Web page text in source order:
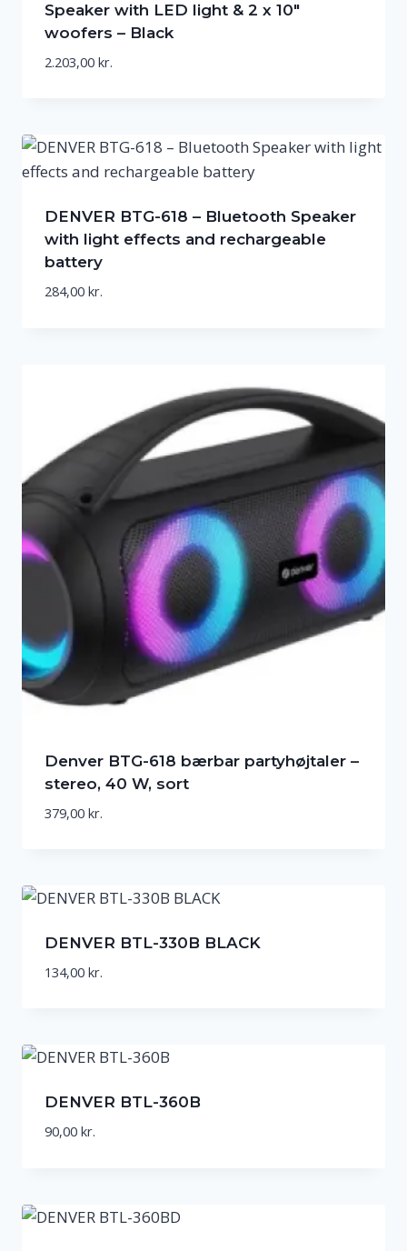
Speaker with LED light & 2 x 10″
woofers – Black
2.203,00 kr.
DENVER BTG-618 – Bluetooth Speaker
with light effects and rechargeable
battery
284,00 kr.
Denver BTG-618 bærbar partyhøjtaler –
stereo, 40 W, sort
379,00 kr.
DENVER BTL-330B BLACK
134,00 kr.
DENVER BTL-360B
90,00 kr.